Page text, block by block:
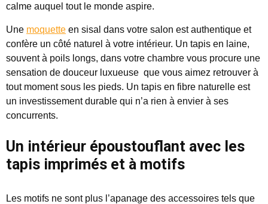
calme auquel tout le monde aspire.
Une moquette en sisal dans votre salon est authentique et
confère un côté naturel à votre intérieur. Un tapis en laine,
souvent à poils longs, dans votre chambre vous procure une
sensation de douceur luxueuse que vous aimez retrouver à
tout moment sous les pieds. Un tapis en fibre naturelle est
un investissement durable qui n’a rien à envier à ses
concurrents.
Un intérieur époustouflant avec les
tapis imprimés et à motifs
Les motifs ne sont plus l’apanage des accessoires tels que